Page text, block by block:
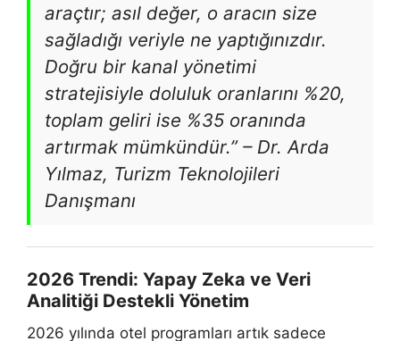
araçtır; asıl değer, o aracın size
sağladığı veriyle ne yaptığınızdır.
Doğru bir kanal yönetimi
stratejisiyle doluluk oranlarını %20,
toplam geliri ise %35 oranında
artırmak mümkündür.” – Dr. Arda
Yılmaz, Turizm Teknolojileri
Danışmanı
2026 Trendi: Yapay Zeka ve Veri
Analitiği Destekli Yönetim
2026 yılında otel programları artık sadece